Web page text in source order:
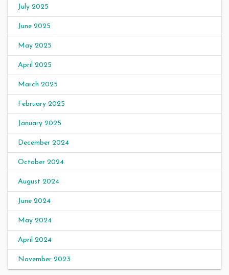
July 2025
June 2025
May 2025
April 2025
March 2025
February 2025
January 2025
December 2024
October 2024
August 2024
June 2024
May 2024
April 2024
November 2023